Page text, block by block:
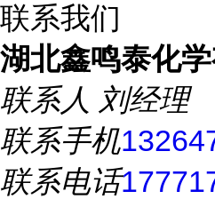
联系我们
湖北鑫鸣泰化
联系人 刘经理
联系手机
联系电话